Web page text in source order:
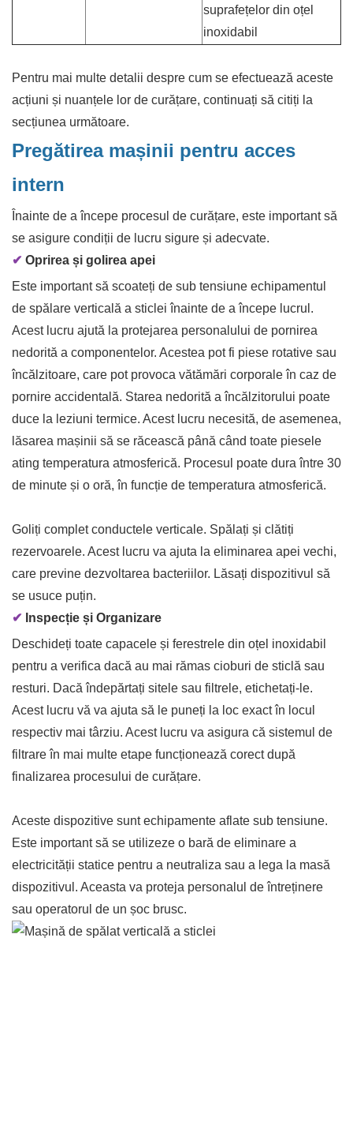
suprafețelor din oțel
inoxidabil
Pentru mai multe detalii despre cum se efectuează aceste
acțiuni și nuanțele lor de curățare, continuați să citiți la
secțiunea următoare.
Pregătirea mașinii pentru acces
intern
Înainte de a începe procesul de curățare, este important să
se asigure condiții de lucru sigure și adecvate.
✔ Oprirea și golirea apei
Este important să scoateți de sub tensiune echipamentul
de spălare verticală a sticlei înainte de a începe lucrul.
Acest lucru ajută la protejarea personalului de pornirea
nedorită a componentelor. Acestea pot fi piese rotative sau
încălzitoare, care pot provoca vătămări corporale în caz de
pornire accidentală. Starea nedorită a încălzitorului poate
duce la leziuni termice. Acest lucru necesită, de asemenea,
lăsarea mașinii să se răcească până când toate piesele
ating temperatura atmosferică. Procesul poate dura între 30
de minute și o oră, în funcție de temperatura atmosferică.
Goliți complet conductele verticale. Spălați și clătiți
rezervoarele. Acest lucru va ajuta la eliminarea apei vechi,
care previne dezvoltarea bacteriilor. Lăsați dispozitivul să
se usuce puțin.
✔ Inspecție și Organizare
Deschideți toate capacele și ferestrele din oțel inoxidabil
pentru a verifica dacă au mai rămas cioburi de sticlă sau
resturi. Dacă îndepărtați sitele sau filtrele, etichetați-le.
Acest lucru vă va ajuta să le puneți la loc exact în locul
respectiv mai târziu. Acest lucru va asigura că sistemul de
filtrare în mai multe etape funcționează corect după
finalizarea procesului de curățare.
Aceste dispozitive sunt echipamente aflate sub tensiune.
Este important să se utilizeze o bară de eliminare a
electricității statice pentru a neutraliza sau a lega la masă
dispozitivul. Aceasta va proteja personalul de întreținere
sau operatorul de un șoc brusc.